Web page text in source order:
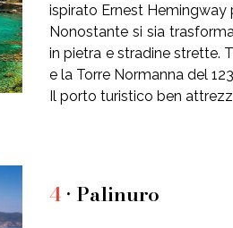
ispirato Ernest Hemingway
Nonostante si sia
in pietra e stradine strette.
e la Torre Normanna del
Il porto turistico ben
4 • Palinuro